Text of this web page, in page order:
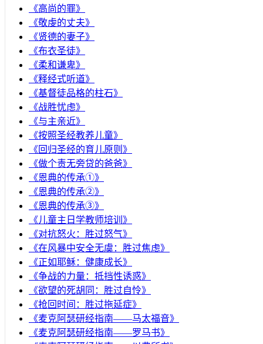
《高尚的罪》
《敬虔的丈夫》
《贤德的妻子》
《布衣圣徒》
《柔和谦卑》
《释经式听道》
《基督徒品格的柱石》
《战胜忧虑》
《与主亲近》
《按照圣经教养儿童》
《回归圣经的育儿原则》
《做个责无旁贷的爸爸》
《恩典的传承①》
《恩典的传承②》
《恩典的传承③》
《儿童主日学教师培训》
《对抗怒火：胜过怒气》
《在风暴中安全无虞：胜过焦虑》
《正如耶稣：健康成长》
《争战的力量：抵挡性诱惑》
《欲望的死胡同：胜过自怜》
《抢回时间：胜过拖延症》
《麦克阿瑟研经指南——马太福音》
《麦克阿瑟研经指南——罗马书》